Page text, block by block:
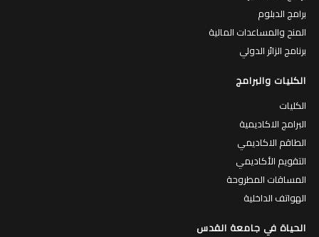
برامج الدبلوم
المنح والمساعدات المالية
برنامج الزائر الدولي
الكليات والبرامج
الكليات
البرامج الاكاديمية
الطاقم الاكاديمي
التقويم الأكاديمي
المساقات المطروحة
الهواتف الداخلية
الحياة في جامعة القدس